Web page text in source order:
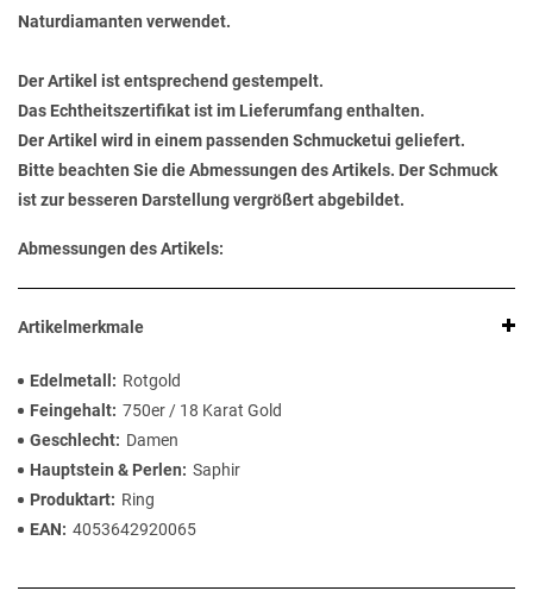
Naturdiamanten verwendet.
Der Artikel ist entsprechend gestempelt.
Das Echtheitszertifikat ist im Lieferumfang enthalten.
Der Artikel wird in einem passenden Schmucketui geliefert.
Bitte beachten Sie die Abmessungen des Artikels. Der Schmuck
ist zur besseren Darstellung vergrößert abgebildet.
Abmessungen des Artikels:
Artikelmerkmale
Edelmetall
Rotgold
Feingehalt 750er / 18 Karat Gold
Geschlecht
Damen
Hauptstein & Perlen
Saphir
Produktart
Ring
EAN
4053642920065